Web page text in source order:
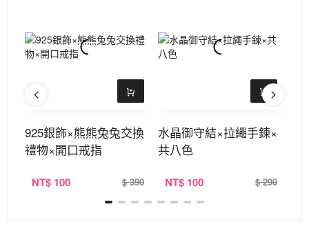
925銀飾×熊熊兔兔交換
禮物×開口戒指
NT$ 100 $ 390
水晶御守結×拉繩手鍊×
共八色
NT$ 100 $ 290